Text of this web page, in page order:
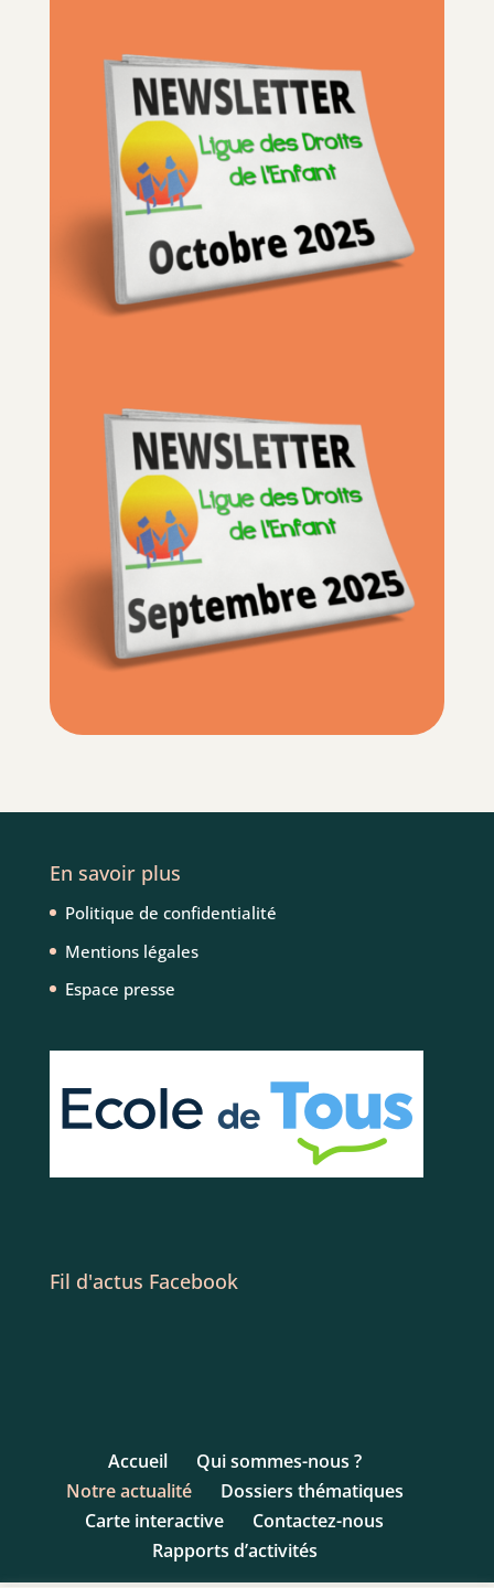
En savoir plus
Politique de confidentialité
Mentions légales
Espace presse
Fil d'actus Facebook
Accueil
Qui sommes-nous ?
Notre actualité
Dossiers thématiques
Carte interactive
Contactez-nous
Rapports d’activités